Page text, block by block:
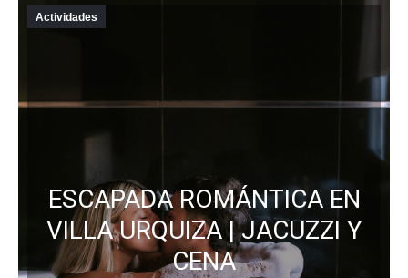
Actividades
ESCAPADA ROMÁNTICA EN
VILLA URQUIZA | JACUZZI Y
CENA